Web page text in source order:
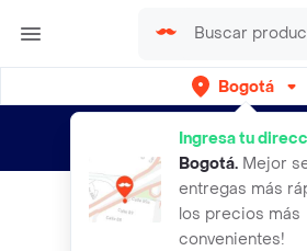
Bogotá
Ingresa tu
Bogotá. Mejor
entregas más
los precios más
convenientes!
envíos gratis por